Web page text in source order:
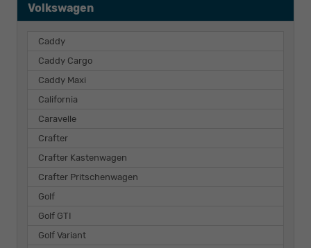
Volkswagen
Caddy
Caddy Cargo
Caddy Maxi
California
Caravelle
Crafter
Crafter Kastenwagen
Crafter Pritschenwagen
Golf
Golf GTI
Golf Variant